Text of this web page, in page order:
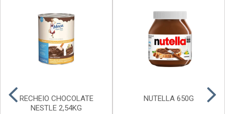
RECHEIO CHOCOLATE
NESTLE 2,54KG
NUTELLA 650G